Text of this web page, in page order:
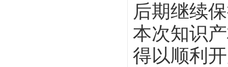
后期继续
本次知识
得以顺利